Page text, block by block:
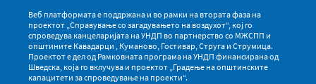
Веб платформата е поддржана и во рамки на втората фаза на
проектот „Справување со загадувањето на воздухот“, кој го
спроведува канцеларијата на УНДП во партнерство со МЖСПП и
општините Кавадарци , Куманово, Гостивар, Струга и Струмица.
Проектот е дел од Рамковната програма на УНДП финансирана од
Шведска, која го вклучува и проектот „Градење на општинските
капацитети за спроведување на проекти“.